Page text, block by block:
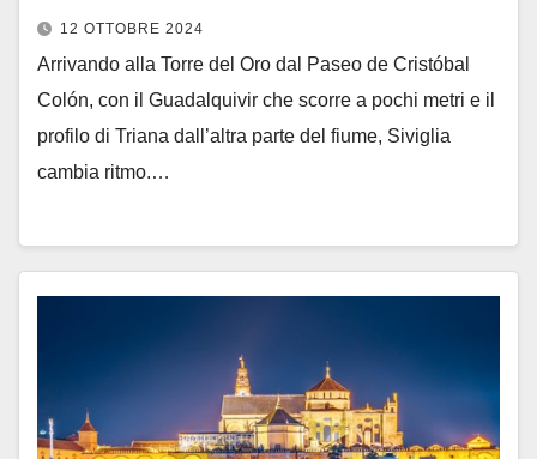
12 OTTOBRE 2024
Arrivando alla Torre del Oro dal Paseo de Cristóbal
Colón, con il Guadalquivir che scorre a pochi metri e il
profilo di Triana dall’altra parte del fiume, Siviglia
cambia ritmo.…